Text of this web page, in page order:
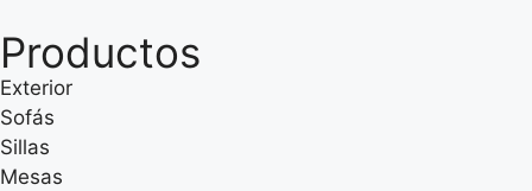
Productos
Exterior
Sofás
Sillas
Mesas